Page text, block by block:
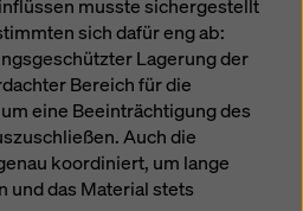
musste sichergestellt
sich dafür eng ab:
Lagerung der
Bereich für die
eine Beeinträchtigung des
Auch die
koordiniert, um lange
und das Material stets